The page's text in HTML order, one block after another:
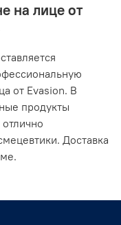
на лице от
от Evasion. В
продукты
Доставка